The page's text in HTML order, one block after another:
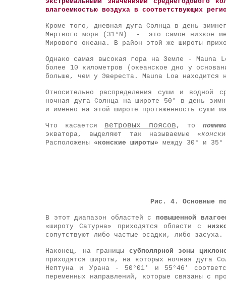
влагоемкостью воздуха в соответствующих
Кроме того, дневная дуга Солнца в день
Мертвого моря (31°N) - это самое низкое
Мирового океана. В район этой же широты
Однако самая высокая гора на Земле -
более 10 километров (океанское дно у
больше, чем у Эвереста. Mauna Loa находится
Относительно распределения суши и водной
ночная дуга Солнца на широте 50° в день
и именно на этой широте протяженность суши
Что касается ветровых поясов , то
экватора, выделяют так называемые «
Расположены «конские широты» между 30° и 35°
Рис. 4 . Основные
В этот диапазон областей с повышенной
«широту Сатурна» приходятся области с
сопутствуют либо частые осадки, либо засуха.
Наконец, на границы субполярной зоны
приходятся широты, на которых ночная дуга
Нептуна и Урана - 50°01' и 55°46'
переменных направлений, которые связаны с